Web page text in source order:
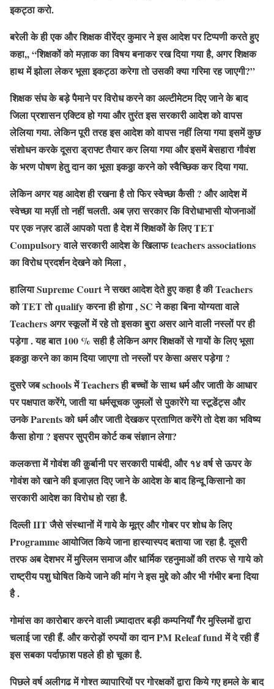
इकट्ठा करो.
बरेली के ही एक और शिक्षक वीरेंद्र कुमार ने इस आदेश पर टिप्पणी करते हुए
कहा,, “शिक्षकों को मज़ाक का विषय बनाकर रख दिया गया है, अगर शिक्षक
हाथ में झोला लेकर भूसा इकट्ठा करेगा तो उसकी क्या गरिमा रह जाएगी?”
शिक्षक संघ के बड़े पैमाने पर विरोध करने का अल्टीमेटम दिए जाने के बाद
जिला प्रशासन एक्टिव हो गया और तुरंत इस सरकारी आदेश को वापस
लेलिया गया. लेकिन पूरी तरह इस आदेश को वापस नहीं लिया गया इसमें कुछ
संशोधन करके दूसरा ड्राफ्ट तैयार कर लिया गया और इसमें बेसहारा गौवंश
के भरण पोषण हेतु दान का भूसा इकठ्ठा करने को स्वैच्छिक कर दिया गया.
लेकिन अगर यह आदेश ही रखना है तो फिर स्वेच्छा कैसी ? और आदेश में
स्वेच्छा या मर्ज़ी तो नहीं चलती. अब ज़रा सरकार कि विरोधाभासी योजनाओं
पर एक नज़र डालें आपको पता है देश में शिक्षकों के लिए TET
Compulsory वाले सरकारी आदेश के खिलाफ teachers associations
का विरोध प्रदर्शन देखने को मिला ,
हालिया Supreme Court ने सख्त आदेश देते हुए कहा है की Teachers
को TET तो qualify करना ही होगा , SC ने कहा बिना योग्यता वाले
Teachers अगर स्कूलों में रहे तो इसका बुरा असर आने वाली नस्लों पर ही
पड़ेगा . यह बात 100 % सही है लेकिन अगर शिक्षकों से गायों के लिए भूसा
इकठ्ठा करने का काम दिया जाएगा तो नस्लों पर केसा असर पड़ेगा ?
दुसरे जब schools में Teachers ही बच्चों के साथ धर्म और जाती के आधार
पर पक्षपात करेंगे, जाती या धर्मसूचक जुमलों से पुकारेंगे या स्टूडेंट्स और
उनके Parents को धर्म और जाती देखकर प्रताणित करेंगे तो देश का भविष्य
कैसा होगा ? इसपर सुप्रीम कोर्ट कब संज्ञान लेगा?
कलकत्ता में गोवंश की क़ुर्बानी पर सरकारी पाबंदी, और १४ वर्ष से ऊपर के
गोवंश को खाने की इजाज़त दिए जाने के आदेश के बाद हिन्दू किसानो का
सरकारी आदेश का विरोध हो रहा है.
दिल्ली IIT जैसे संस्थानों में गाये के मूत्र और गोबर पर शोध के लिए
Programme आयोजित किये जाना हास्यास्पद बताया जा रहा है. दूसरी
तरफ अब देशभर में मुस्लिम समाज और धार्मिक रहनुमाओं की तरफ से गाये को
राष्ट्रीय पशु घोषित किये जाने की मांग ने इस मुद्दे को और भी गंभीर बना दिया
है .
गोमांस का कारोबार करने वाली ज़्यादातर बड़ी कम्पनियाँ गैर मुस्लिमों द्वारा
चलाई जा रही हैं. और करोड़ों रुपयों का दान PM Releaf fund में दे रही हैं
इस सबका पर्दाफ़ाश पहले ही हो चूका है.
पिछले वर्ष अलीगढ में गोश्त व्यापारियों पर गोरक्षकों द्वारा किये गए हमले के बाद